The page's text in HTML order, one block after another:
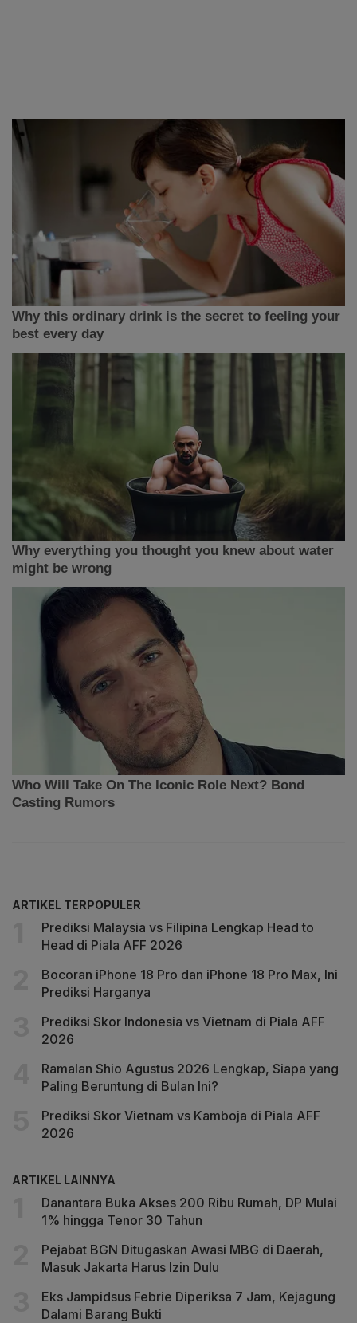
ARTIKEL TERPOPULER
Prediksi Malaysia vs Filipina Lengkap Head to
Head di Piala AFF 2026
Bocoran iPhone 18 Pro dan iPhone 18 Pro Max, Ini
Prediksi Harganya
Prediksi Skor Indonesia vs Vietnam di Piala AFF
2026
Ramalan Shio Agustus 2026 Lengkap, Siapa yang
Paling Beruntung di Bulan Ini?
Prediksi Skor Vietnam vs Kamboja di Piala AFF
2026
ARTIKEL LAINNYA
Danantara Buka Akses 200 Ribu Rumah, DP Mulai
1% hingga Tenor 30 Tahun
Pejabat BGN Ditugaskan Awasi MBG di Daerah,
Masuk Jakarta Harus Izin Dulu
Eks Jampidsus Febrie Diperiksa 7 Jam, Kejagung
Dalami Barang Bukti